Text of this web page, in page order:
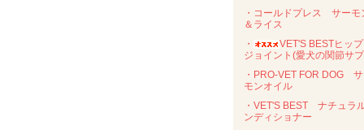
・コールドプレス サーモ
＆ライス
・
VET'S BESTヒッ
ジョイント(愛犬の関節サ
・PRO-VET FOR DOG
モンオイル
・VET'S BEST ナチュラ
ンディショナー